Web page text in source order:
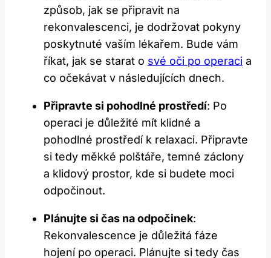
způsob, ‍jak se ​připravit ‍na
rekonvalescenci, ​je ⁤dodržovat pokyny
poskytnuté vaším lékařem. Bude vám
říkat, jak se starat o své oči po operaci a
co očekávat v následujících dnech.
Připravte ⁣si pohodlné prostředí: Po
operaci je ⁤důležité‌ mít klidné a
pohodlné‍ prostředí k​ relaxaci.​ Připravte
si tedy měkké‌ polštáře, temné záclony
⁤a klidový prostor, kde si budete‌ moci
odpočinout.
Plánujte ‌si čas‍ na odpočinek: ​
Rekonvalescence ‍je důležitá fáze
hojení‌ po operaci. Plánujte si tedy čas‌